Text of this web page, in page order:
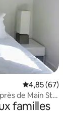
Note
4,85 (67)
de Main St
familles